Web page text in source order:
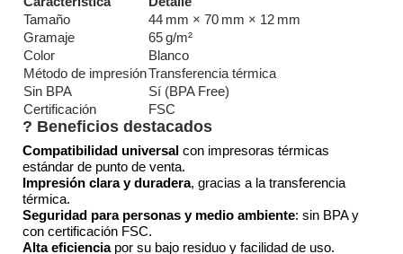
Tamaño
44 mm × 70 mm × 12 mm
Gramaje
65 g/m²
Color
Blanco
Método de impresiónTransferencia térmica
Sin BPA
Sí (BPA Free)
Certificación
FSC
? Beneficios destacados
Compatibilidad universal con impresoras térmicas
estándar de punto de venta.
Impresión clara y duradera, gracias a la transferencia
térmica.
Seguridad para personas y medio ambiente: sin BPA y
con certificación FSC.
Alta eficienciapor su bajo residuo y facilidad de uso.